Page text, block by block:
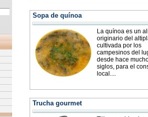
Sopa de quínoa
La quínoa es un
originario del
cultivada por los
campesinos del
desde hace
siglos, para el
local....
Trucha gourmet